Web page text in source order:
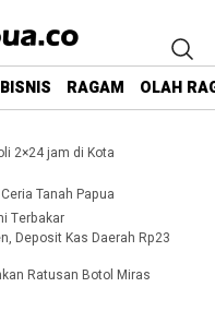
BISNIS RAGAM OLAH
2×24 jam di Kota
Tanah Papua
Terbakar
Deposit Kas Daerah Rp23
Ratusan Botol Miras